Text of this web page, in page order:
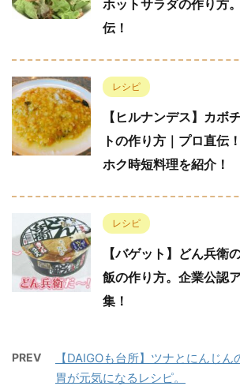
ホットサラダの作り方
伝！
レシピ
【ヒルナンデス】カボ
トの作り方｜プロ直伝
ホク時短料理を紹介！
レシピ
【バゲット】どん兵衛
飯の作り方。企業公認
集！
PREV
【DAIGOも台所】ツナとにんじん
胃が元気になるレシピ。